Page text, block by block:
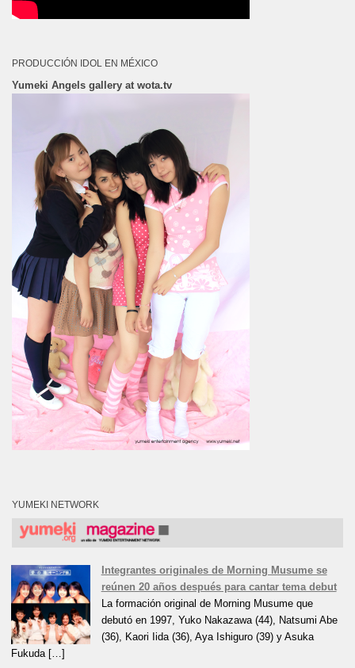
PRODUCCIÓN IDOL EN MÉXICO
Yumeki Angels gallery at wota.tv
YUMEKI NETWORK
Integrantes originales de Morning Musume se
reúnen 20 años después para cantar tema debut
La formación original de Morning Musume que
debutó en 1997, Yuko Nakazawa (44), Natsumi Abe
(36), Kaori Iida (36), Aya Ishiguro (39) y Asuka
Fukuda […]